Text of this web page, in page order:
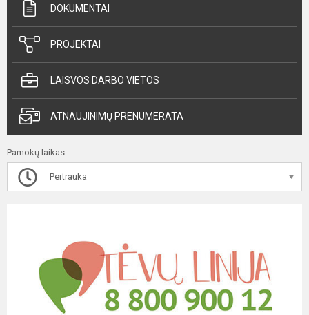
DOKUMENTAI
PROJEKTAI
LAISVOS DARBO VIETOS
ATNAUJINIMŲ PRENUMERATA
Pamokų laikas
Pertrauka